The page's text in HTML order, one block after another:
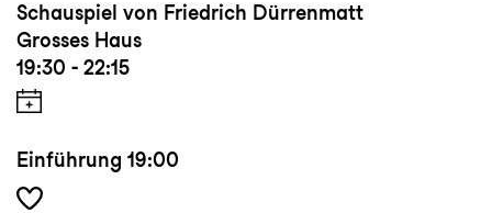
Schauspiel von Friedrich Dürrenmatt
Grosses Haus
19:30 - 22:15
Einführung 19:00